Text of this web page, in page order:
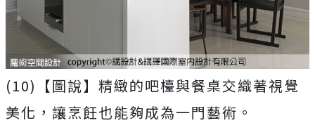
(10)【圖說】精緻的吧檯與餐桌交織著視覺
美化，讓烹飪也能夠成為一門藝術。